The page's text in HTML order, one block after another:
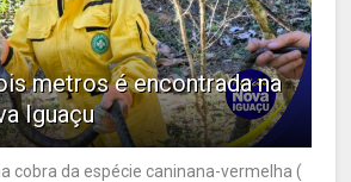
metros é encontrada na
Iguaçu
cobra da espécie caninana-vermelha (